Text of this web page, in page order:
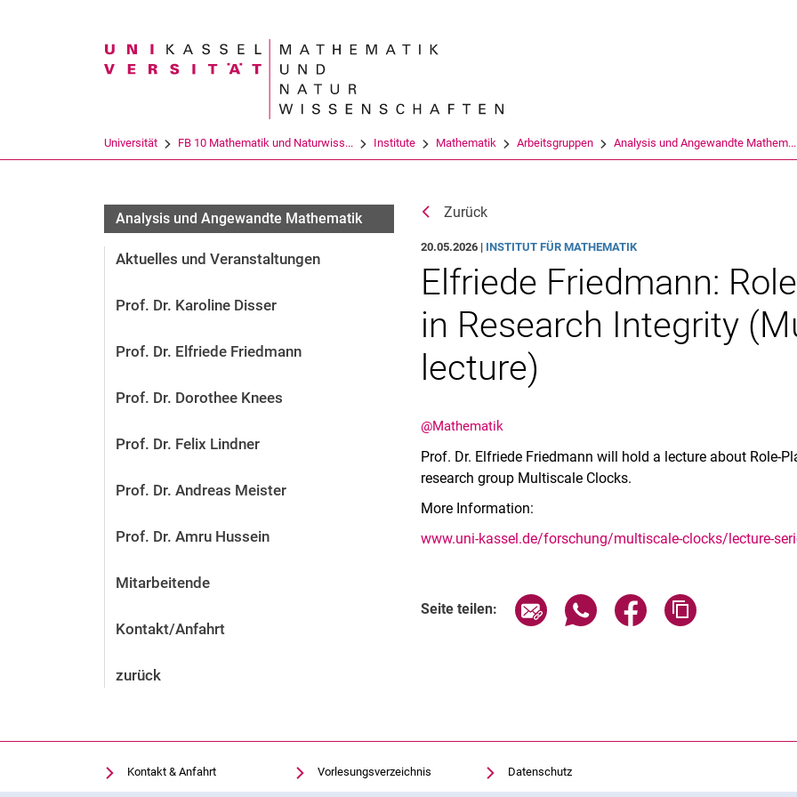
Suchbegriff
Universität FB 10 Mathematik und Naturwiss... Institute Mathematik Arbeitsgruppen Analysis und Angewandte Mathem...
Analysis und Angewandte Mathematik
Aktuelles und Veranstaltungen
Prof. Dr. Karoline Disser
Prof. Dr. Elfriede Friedmann
Prof. Dr. Dorothee Knees
Prof. Dr. Felix Lindner
Prof. Dr. Andreas Meister
Prof. Dr. Amru Hussein
Mitarbeitende
Kontakt/Anfahrt
zurück
Zurück
20.05.2026 | INSTITUT FÜR MATHEMATIK
Elfriede Friedmann:
in Research Integrity
lecture)
@Mathematik
Prof. Dr. Elfriede Friedmann will hold a lecture about Role-
research group Multiscale Clocks.
More Information:
www.uni-kassel.de/forschung/multiscale-clocks/lecture-
Seite teilen: Seite über E-Mail teilen
Seite über WhatsApp teilen
Seite über Facebook
Kontakt & Anfahrt
Vorlesungsverzeichnis
Datenschutz